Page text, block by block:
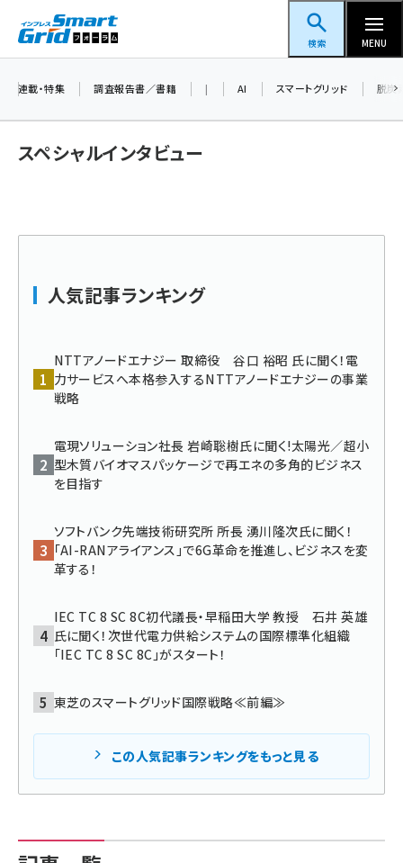
ン
スマートグリッドフォーラム
検索 MENU
新井 (362)
新井宏征 (296)
大串 (223)
aitras (186)
連載・特集 調査報告書／書籍 | AI スマートグリッド 脱炭
スペシャルインタビュー
人気記事ランキング
NTTアノードエナジー 取締役 谷口 裕昭 氏に聞く！電
力サービスへ本格参入するNTTアノードエナジーの事業
戦略
電現ソリューション社長 岩崎聡樹氏に聞く!太陽光／超小
型木質バイオマスパッケージで再エネの多角的ビジネス
を目指す
ソフトバンク先端技術研究所 所長 湧川隆次氏に聞く！
「AI-RANアライアンス」で6G革命を推進し、ビジネスを変
革する！
IEC TC 8 SC 8C初代議長・早稲田大学 教授 石井 英雄
氏に聞く！次世代電力供給システムの国際標準化組織
「IEC TC 8 SC 8C」がスタート！
東芝のスマートグリッド国際戦略≪前編≫
この人気記事ランキングをもっと見る